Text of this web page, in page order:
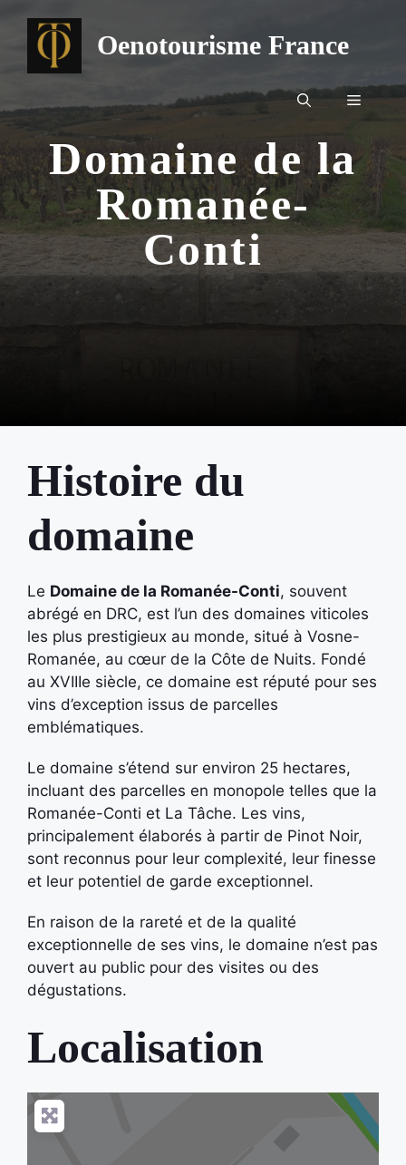
contenu
Oenotourisme France
Menu
Domaine de la
Romanée-
Conti
Histoire du
domaine
Le Domaine de la Romanée-Conti, souvent
abrégé en DRC, est l’un des domaines viticoles
les plus prestigieux au monde, situé à Vosne-
Romanée, au cœur de la Côte de Nuits. Fondé
au XVIIIe siècle, ce domaine est réputé pour ses
vins d’exception issus de parcelles
emblématiques.
Le domaine s’étend sur environ 25 hectares,
incluant des parcelles en monopole telles que la
Romanée-Conti et La Tâche. Les vins,
principalement élaborés à partir de Pinot Noir,
sont reconnus pour leur complexité, leur finesse
et leur potentiel de garde exceptionnel.
En raison de la rareté et de la qualité
exceptionnelle de ses vins, le domaine n’est pas
ouvert au public pour des visites ou des
dégustations.
Localisation